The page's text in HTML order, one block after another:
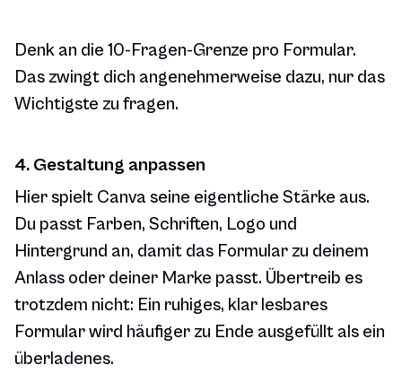
Denk an die 10-Fragen-Grenze pro Formular.
Das zwingt dich angenehmerweise dazu, nur das
Wichtigste zu fragen.
4. Gestaltung anpassen
Hier spielt Canva seine eigentliche Stärke aus.
Du passt Farben, Schriften, Logo und
Hintergrund an, damit das Formular zu deinem
Anlass oder deiner Marke passt. Übertreib es
trotzdem nicht: Ein ruhiges, klar lesbares
Formular wird häufiger zu Ende ausgefüllt als ein
überladenes.